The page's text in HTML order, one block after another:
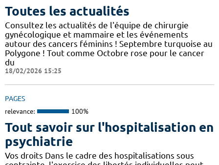
Toutes les actualités
Consultez les actualités de l'équipe de chirurgie
gynécologique et mammaire et les événements
autour des cancers féminins ! Septembre turquoise au
Polygone ! Tout comme Octobre rose pour le cancer
du
18/02/2026 15:25
PAGES
relevance: 100%
Tout savoir sur l'hospitalisation en
psychiatrie
Vos droits Dans le cadre des hospitalisations sous